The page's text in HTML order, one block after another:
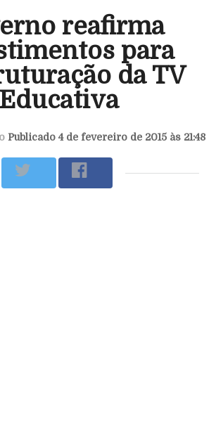
reafirma
para
da TV
Educativa
Publicado 4 de fevereiro de 2015 às 21:48